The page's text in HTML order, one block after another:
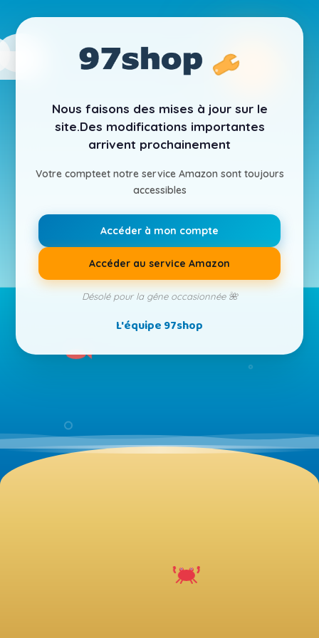
Nous faisons des mises à jour sur le
site.Des modifications importantes
arrivent prochainement
Votre compteet notre service Amazon sont toujours
accessibles
Accéder à mon compte
Accéder au service Amazon
Désolé pour la gêne occasionnée 🌺
L'équipe 97shop